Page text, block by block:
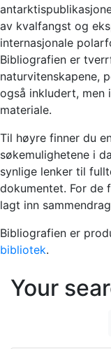
av kvalfangst og
internasjonale
Bibliografien er
naturvitenskapene,
også inkludert, men
materiale.
Til høyre finner du
søkemulighetene i
synlige lenker til
dokumentet. For de
lagt inn
Bibliografien er
bibliotek.
Your